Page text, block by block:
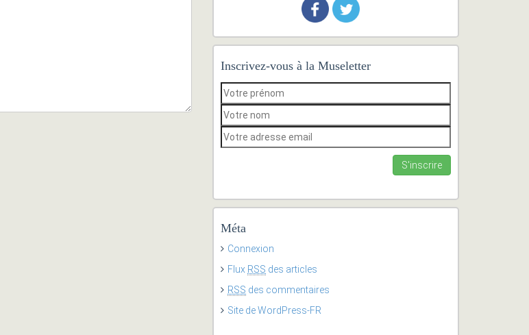
Inscrivez-vous à la Museletter
Méta
Connexion
Flux RSS des articles
RSS des commentaires
Site de WordPress-FR